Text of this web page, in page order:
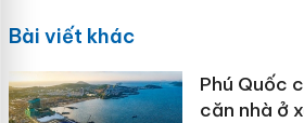
Bài viết khác
Phú Quốc
căn nhà ở